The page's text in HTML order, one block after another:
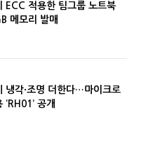
ECC 적용한 팀그룹 노트북
메모리 발매
냉각·조명 더한다…마이크로
공개